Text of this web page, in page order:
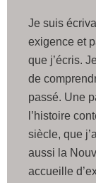
Je suis
exigence et
que j’écris.
de
passé. Une
l’histoire
siècle, que
aussi la
accueille